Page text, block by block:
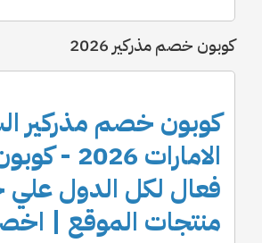
كوبون خصم مذركير 2026
كوبون خصم مذركير
الامارات
فعال لكل الدول
منتجات الموقع |